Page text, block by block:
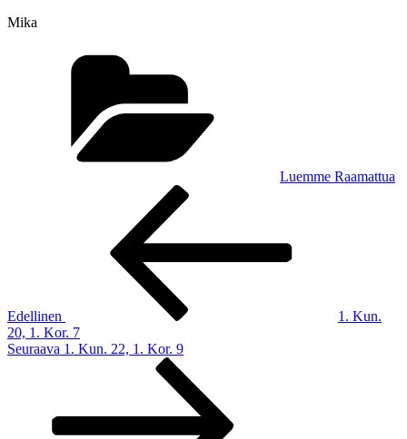
Mika
Luemme Raamattua
Edellinen
1. Kun.
20, 1. Kor. 7
Seuraava
Seuraava 1. Kun. 22, 1. Kor. 9